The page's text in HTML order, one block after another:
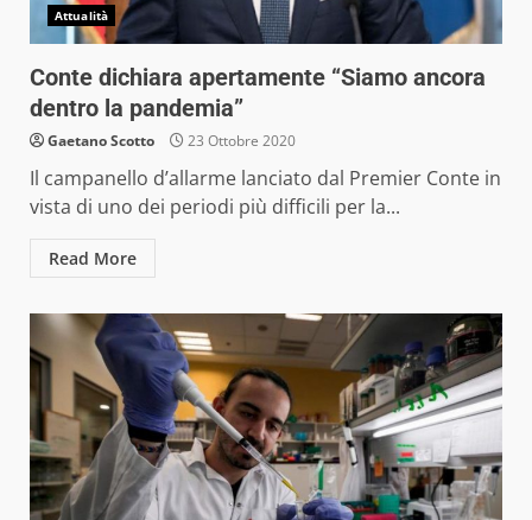
Attualità
Conte dichiara apertamente “Siamo ancora
dentro la pandemia”
Gaetano Scotto 23 Ottobre 2020
Il campanello d’allarme lanciato dal Premier Conte in
vista di uno dei periodi più difficili per la...
Read More